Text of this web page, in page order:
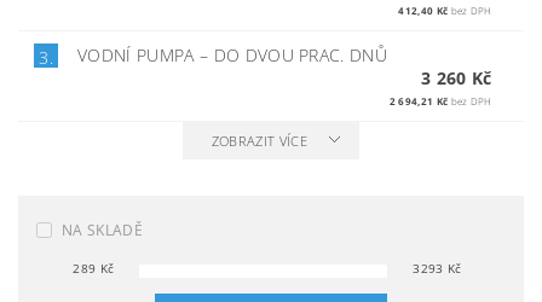
412,40 Kč bez DPH
3. VODNÍ PUMPA – DO DVOU PRAC. DNŮ
3 260 Kč
2 694,21 Kč bez DPH
ZOBRAZIT VÍCE
NA SKLADĚ
289 Kč 3293 Kč